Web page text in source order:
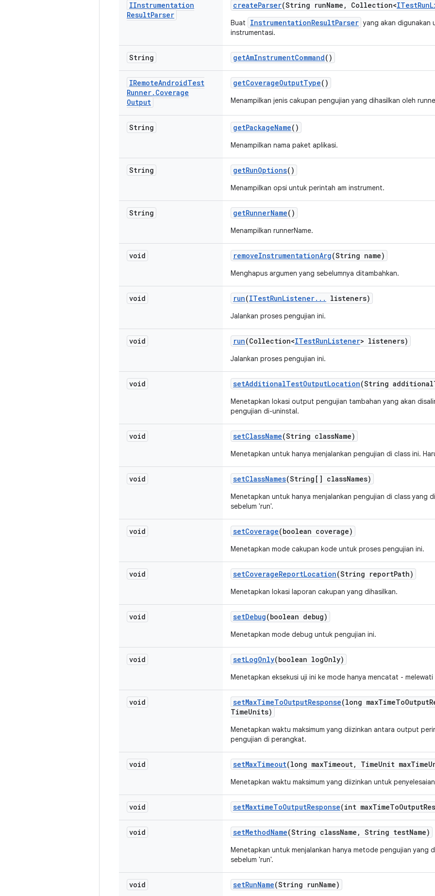
IInstrumentation
ResultParser
createParser(String runName , Collection<ITestRun
Buat InstrumentationResultParser yang akan digunakan
instrumentasi.
String getAmInstrumentCommand()
IRemoteAndroidTest
Runner. Coverage
Output
getCoverageOutputType()
Menampilkan jenis cakupan pengujian yang dihasilkan oleh
String getPackageName()
Menampilkan nama paket aplikasi.
String getRunOptions()
Menampilkan opsi untuk perintah am instrument.
String getRunnerName()
Menampilkan runnerName.
void removeInstrumentationArg(String name)
Menghapus argumen yang sebelumnya ditambahkan.
void run(ITestRunListener. . . listeners)
Jalankan proses pengujian ini.
void run(Collection<ITestRunListener> listeners)
Jalankan proses pengujian ini.
void setAdditionalTestOutputLocation(String additional
Menetapkan lokasi output pengujian tambahan yang akan
pengujian di-uninstal.
void setClassName(String className)
Menetapkan untuk hanya menjalankan pengujian di class ini.
void setClassNames(String[] classNames)
Menetapkan untuk hanya menjalankan pengujian di class yang
sebelum 'run'.
void setCoverage(boolean coverage)
Menetapkan mode cakupan kode untuk proses pengujian ini.
void setCoverageReportLocation(String reportPath)
Menetapkan lokasi laporan cakupan yang dihasilkan.
void setDebug(boolean debug)
Menetapkan mode debug untuk pengujian ini.
void setLogOnly(boolean logOnly)
Menetapkan eksekusi uji ini ke mode hanya mencatat - melewati
void setMaxTimeToOutputResponse(long maxTimeToOutput
TimeUnits)
Menetapkan waktu maksimum yang diizinkan antara output
pengujian di perangkat.
void setMaxTimeout(long maxTimeout, TimeUnit maxTime
Menetapkan waktu maksimum yang diizinkan untuk
void setMaxtimeToOutputResponse(int maxTimeToOutput
void setMethodName(String className , String testName)
Menetapkan untuk menjalankan hanya metode pengujian yang
sebelum 'run'.
void setRunName(String runName)